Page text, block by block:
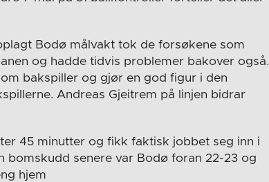
Bodø målvakt tok de forsøkene som
og hadde tidvis problemer bakover også.
bakspiller og gjør en god figur i den
Andreas Gjeitrem på linjen bidrar
45 minutter og fikk faktisk jobbet seg inn i
bomskudd senere var Bodø foran 22-23 og
hjem